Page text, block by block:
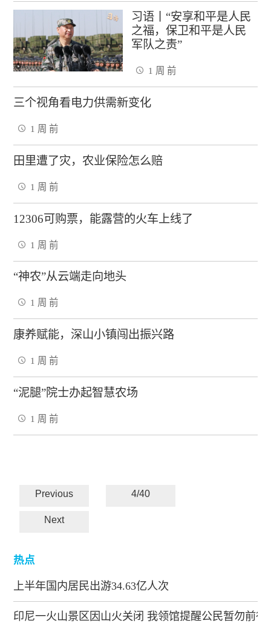
习语丨“安享和平是人民
之福，保卫和平是人民
军队之责”
1 周 前
三个视角看电力供需新变化
1 周 前
田里遭了灾，农业保险怎么赔
1 周 前
12306可购票，能露营的火车上线了
1 周 前
“神农”从云端走向地头
1 周 前
康养赋能，深山小镇闯出振兴路
1 周 前
“泥腿”院士办起智慧农场
1 周 前
Previous 4/40
Next
热点
上半年国内居民出游34.63亿人次
印尼一火山景区因山火关闭 我领馆提醒公民暂勿前往